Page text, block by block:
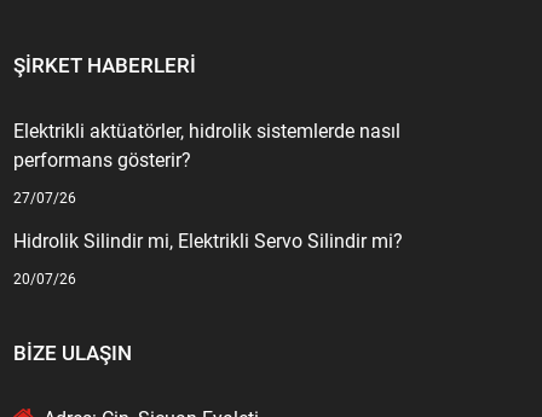
ŞIRKET HABERLERI
Elektrikli aktüatörler, hidrolik sistemlerde nasıl
performans gösterir?
27/07/26
Hidrolik Silindir mi, Elektrikli Servo Silindir mi?
20/07/26
BIZE ULAŞIN